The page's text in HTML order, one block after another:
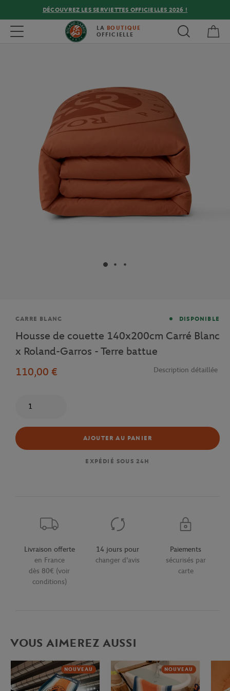
DÉCOUVREZ LES SERVIETTES OFFICIELLES 2026 !
Toggle navigation LA BOUTIQUE
OFFICIELLE
Marque
CARRE BLANC DISPONIBLE
Housse de couette 140x200cm Carré Blanc
x Roland-Garros - Terre battue
110,00 €
Description détaillée
AJOUTER AU PANIER
EXPÉDIÉ SOUS 24H
Livraison offerte
en France
dès 80€ (voir
conditions)
14 jours pour
changer d'avis
Paiements
sécurisés par
carte
VOUS AIMEREZ AUSSI
NOUVEAU NOUVEAU